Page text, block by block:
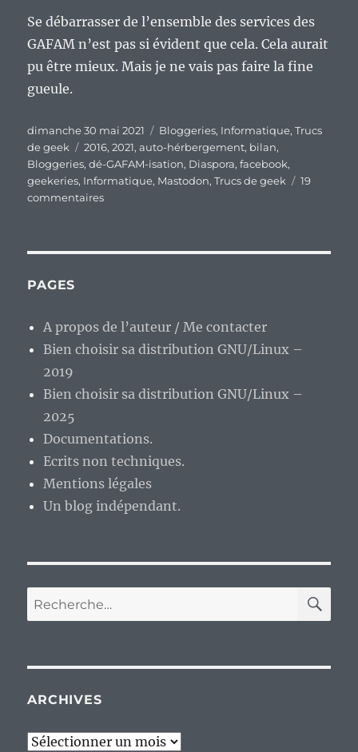
Se débarrasser de l’ensemble des services des
GAFAM n’est pas si évident que cela. Cela aurait
pu être mieux. Mais je ne vais pas faire la fine
gueule.
Publié
le
dimanche 30 mai 2021 Catégories
Bloggeries, Informatique,Trucs
de geek
Étiquettes
2016,2021,auto-hérbergement, bilan,
Bloggeries,dé-GAFAM-isation, Diaspora,facebook,
geekeries, Informatique, Mastodon,Trucs de geek
19
commentairessur
bout
de
et
?
PAGES
A propos de l’auteur / Me contacter
Bien choisir sa distribution GNU/Linux –
2019
Bien choisir sa distribution GNU/Linux –
2025
Documentations.
Ecrits non techniques.
Mentions légales
Un blog indépendant.
Recherche
pour :
ARCHIVES
Archives